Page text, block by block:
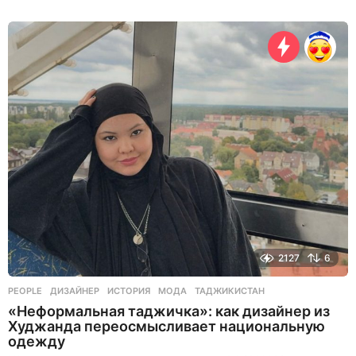
н
я
н
а
а
д
2127 6
PEOPLE ДИЗАЙНЕР ,ИСТОРИЯ ,МОДА ,ТАДЖИКИСТАН
«Неформальная таджичка»: как дизайнер из
Худжанда переосмысливает национальную
одежду